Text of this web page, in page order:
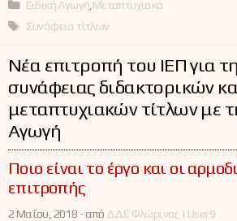
Ειδική Αγωγή Μεταπτυχιακά
Ετικέτες
Συνάφεια τίτλων
Νέα επιτροπή του ΙΕΠ για
συνάφειας διδακτορικών
μεταπτυχιακών τίτλων με
Αγωγή
Ποιο είναι το έργο και οι
επιτροπής
2 Μαΐου, 2018 -από ΔΔΕ Φλώρινας | User9